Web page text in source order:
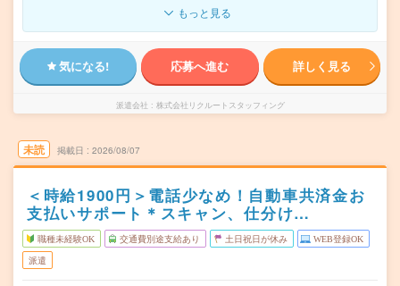
もっと見る
気になる! 応募へ進む 詳しく見る
派遣会社 株式会社リクルートスタッフィング
未読 掲載日 2026/08/07
＜時給1900円＞電話少なめ！自動車共済金お
支払いサポート＊スキャン、仕分け…
職種未経験OK 交通費別途支給あり 土日祝日が休み WEB登録OK
派遣